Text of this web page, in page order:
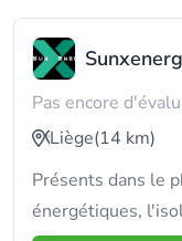
Pas encore
Liège(14 km)
Présents dans le
énergétiques,